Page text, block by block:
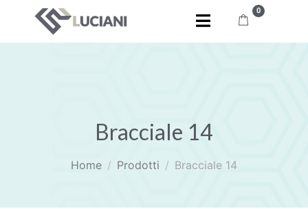
0
Bracciale 14
Home Prodotti Bracciale 14